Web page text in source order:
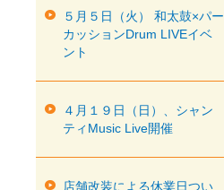
５月５日（火） 和太鼓×パー
カッションDrum LIVEイベ
ント
４月１９日（日）、シャン
ティMusic Live開催
店舗改装による休業日つい